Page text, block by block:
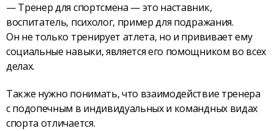
— Тренер для спортсмена — это наставник,
воспитатель, психолог, пример для подражания.
Он не только тренирует атлета, но и прививает ему
социальные навыки, является его помощником во всех
делах.
Также нужно понимать, что взаимодействие тренера
с подопечным в индивидуальных и командных видах
спорта отличается.